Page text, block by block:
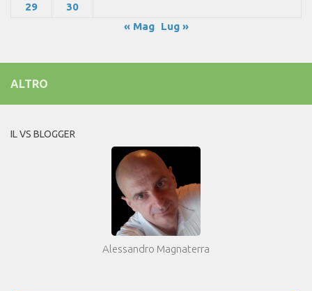
29
30
« Mag
Lug »
ALTRO
IL VS BLOGGER
Alessandro Magnaterra